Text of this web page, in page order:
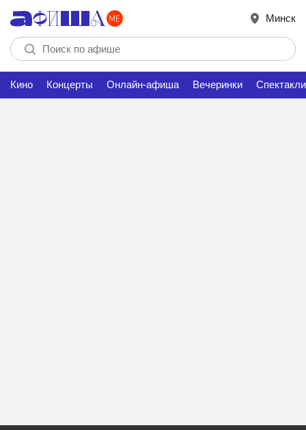
Минск
Кино Концерты Онлайн-афиша Вечеринки Спектакли